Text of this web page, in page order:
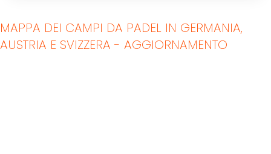
MAPPA DEI CAMPI DA PADEL IN GERMANIA,
AUSTRIA E SVIZZERA - AGGIORNAMENTO